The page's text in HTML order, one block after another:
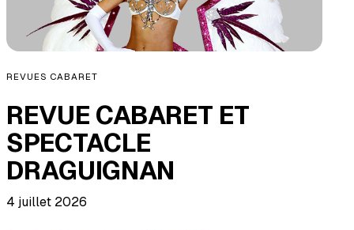
REVUES CABARET
REVUE CABARET ET
SPECTACLE
DRAGUIGNAN
4 juillet 2026